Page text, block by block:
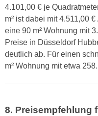
4.101,00 € je
m² ist dabei mit 4.511,00
eine 90 m² Wohnung mit
Preise in Düsseldorf
deutlich ab. Für einen
m² Wohnung mit etwa
8. Preisempfehlung